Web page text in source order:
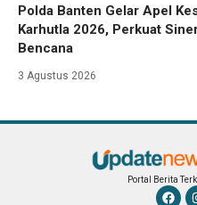
Polda Banten Gelar Apel
Karhutla 2026, Perkuat
Bencana
3 Agustus 2026
Portal Berita